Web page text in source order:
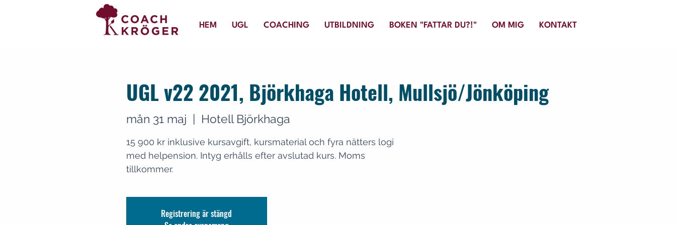
HEM UGL COACHING UTBILDNING BOKEN "FATTAR DU?!" OM MIG KONTAKT
UGL v22 2021, Björkhaga Hotell, Mullsjö/Jönköping
mån 31 maj
  |
Hotell Björkhaga
15 900 kr inklusive kursavgift, kursmaterial och fyra nätters logi
med helpension. Intyg erhålls efter avslutad kurs. Moms
tillkommer.
Registrering är stängd